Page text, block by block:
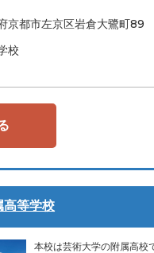
京都市左京区岩倉大鷺町89
校
高等学校
本校は芸術大学の附属高校